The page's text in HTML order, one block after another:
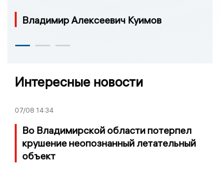
Владимир Алексеевич Куимов
Интересные новости
07/08 14:34
Во Владимирской области потерпел
крушение неопознанный летательный
объект